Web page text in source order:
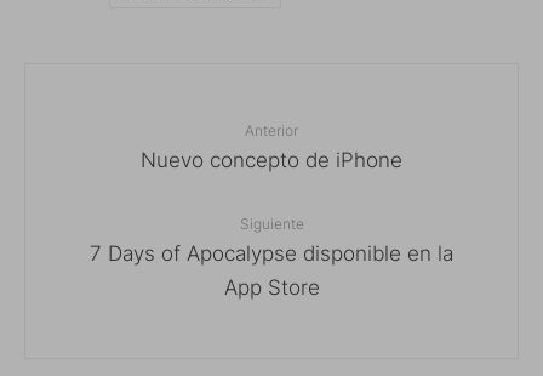
Anterior
Nuevo concepto de iPhone
Siguiente
7 Days of Apocalypse disponible en la
App Store